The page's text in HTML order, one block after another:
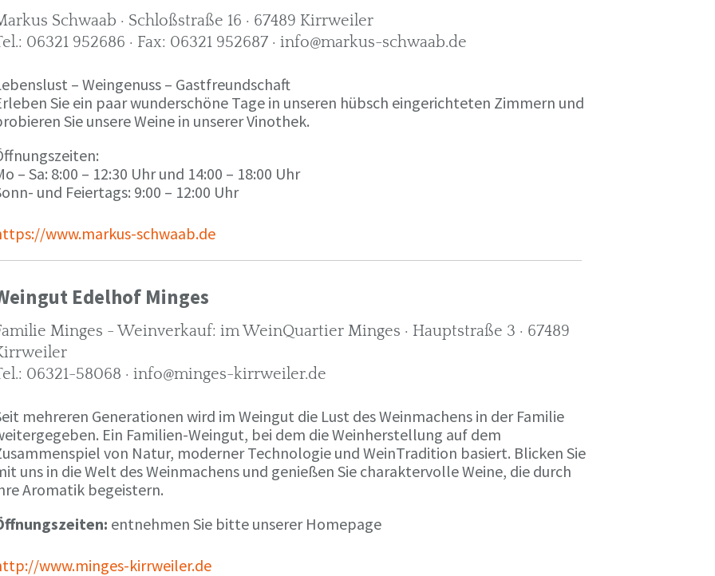
Schwaab · Schloßstraße 16 · 67489 Kirrweiler
06321 952686 · Fax: 06321 952687 · info@markus-schwaab.de
– Weingenuss – Gastfreundschaft
Sie ein paar wunderschöne Tage in unseren hübsch eingerichteten Zimmern und
Sie unsere Weine in unserer Vinothek.
– Sa: 8:00 – 12:30 Uhr und 14:00 – 18:00 Uhr
und Feiertags: 9:00 – 12:00 Uhr
www.markus-schwaab.de
Edelhof Minges
Minges - Weinverkauf: im WeinQuartier Minges · Hauptstraße 3 · 67489
06321-58068 · info@minges-kirrweiler.de
mehreren Generationen wird im Weingut die Lust des Weinmachens in der Familie
Ein Familien-Weingut, bei dem die Weinherstellung auf dem
von Natur, moderner Technologie und WeinTradition basiert. Blicken Sie
uns in die Welt des Weinmachens und genießen Sie charaktervolle Weine, die durch
Aromatik begeistern.
entnehmen Sie bitte unserer Homepage
www.minges-kirrweiler.de